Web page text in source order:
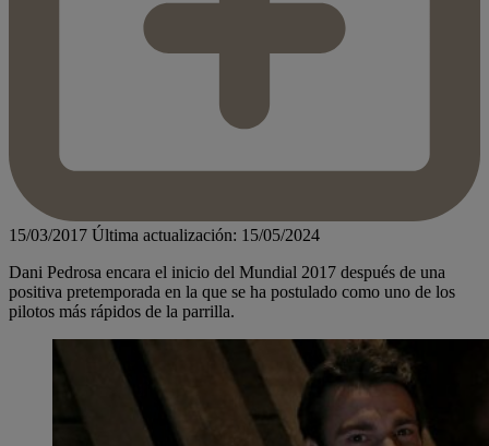
15/03/2017 Última actualización: 15/05/2024
Dani Pedrosa encara el inicio del Mundial 2017 después de una
positiva pretemporada en la que se ha postulado como uno de los
pilotos más rápidos de la parrilla.